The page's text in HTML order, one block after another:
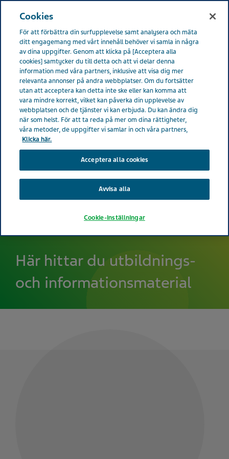
Information till patienter
Här hittar du utbildnings-
och informationsmaterial
Cookies
För att förbättra din surfupplevelse samt analysera och mäta
ditt engagemang med vårt innehåll behöver vi samla in några
av dina uppgifter. Genom att klicka på [Acceptera alla
cookies] samtycker du till detta och att vi delar denna
information med våra partners, inklusive att visa dig mer
relevanta annonser på andra webbplatser. Om du fortsätter
utan att acceptera kan detta inte ske eller kan komma att
vara mindre korrekt, vilket kan påverka din upplevelse av
webbplatsen och de tjänster vi kan erbjuda. Du kan ändra dig
när som helst. För att ta reda på mer om dina rättigheter,
våra metoder, de uppgifter vi samlar in och våra partners,
Klicka här.
Acceptera alla cookies
Avvisa alla
Cookie-inställningar